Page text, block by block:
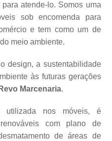
atende-lo. Somos uma
sob encomenda para
e tem como um de
meio ambiente.
design, a sustentabilidade
às futuras gerações
Revo Marcenaria.
utilizada nos móveis, é
com plano de
de áreas de